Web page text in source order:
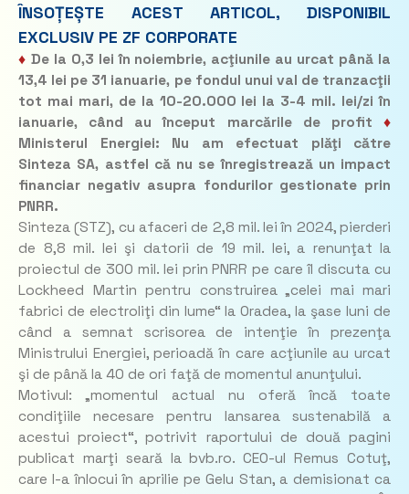
ÎNSOȚEȘTE ACEST ARTICOL, DISPONIBIL
EXCLUSIV PE ZF CORPORATE
♦ De la 0,3 lei în noiembrie, acţiunile au urcat până la
13,4 lei pe 31 ianuarie, pe fondul unui val de tranzacţii
tot mai mari, de la 10-20.000 lei la 3-4 mil. lei/zi în
ianuarie, când au început marcările de profit ♦
Ministerul Energiei: Nu am efectuat plăţi către
Sinteza SA, astfel că nu se înregistrează un impact
financiar negativ asupra fondurilor gestionate prin
PNRR.
Sinteza (STZ), cu afaceri de 2,8 mil. lei în 2024, pierderi
de 8,8 mil. lei şi datorii de 19 mil. lei, a renunţat la
proiectul de 300 mil. lei prin PNRR pe care îl discuta cu
Lockheed Martin pentru construirea „celei mai mari
fabrici de electroliţi din lume“ la Oradea, la şase luni de
când a semnat scrisorea de intenţie în prezenţa
Ministrului Energiei, perioadă în care acţiunile au urcat
şi de până la 40 de ori faţă de momentul anunţului.
Motivul: „momentul actual nu oferă încă toate
condiţiile necesare pentru lansarea sustenabilă a
acestui proiect“, potrivit raportului de două pagini
publicat marţi seară la bvb.ro. CEO-ul Remus Cotuţ,
care l-a înlocui în aprilie pe Gelu Stan, a demisionat ca